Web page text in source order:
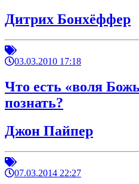
Дитрих Бонхёффер
03.03.2010 17:18
Что есть «воля
познать?
Джон Пайпер
07.03.2014 22:27